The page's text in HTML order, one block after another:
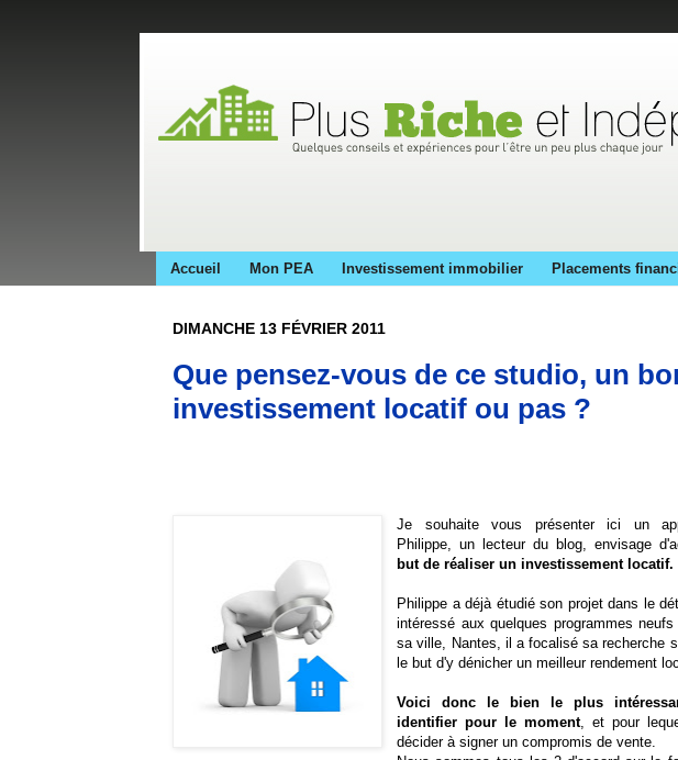
Accueil Mon PEA Investissement immobilier Placements
DIMANCHE 13 FÉVRIER 2011
Que pensez-vous de ce studio, un
investissement locatif ou pas ?
Je souhaite vous présenter ici un
Philippe, un lecteur du blog, envisage
but de réaliser un investissement locatif.
Philippe a déjà étudié son projet dans le
intéressé aux quelques programmes
sa ville, Nantes, il a focalisé sa recherche
le but d'y dénicher un meilleur rendement
Voici donc le bien le plus
identifier pour le moment, et pour
décider à signer un compromis de vente.